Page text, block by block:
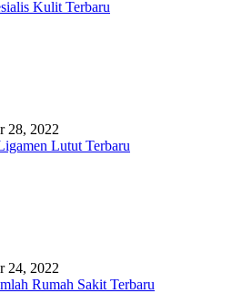
Kulit Terbaru
28, 2022
Lutut Terbaru
24, 2022
Rumah Sakit Terbaru